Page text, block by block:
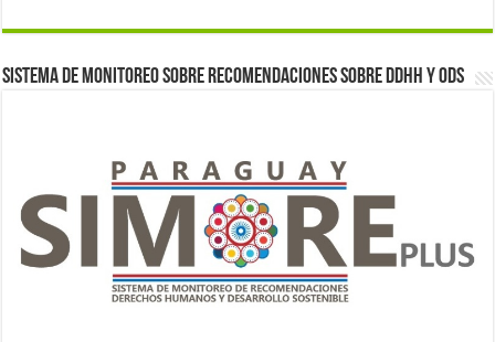
Sistema de monitoreo sobre recomendaciones sobre DDHH y ODS